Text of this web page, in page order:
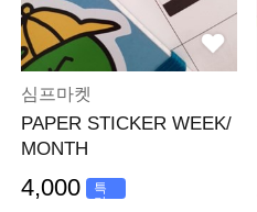
심프마켓
PAPER STICKER WEEK/
MONTH
4,000
특
가